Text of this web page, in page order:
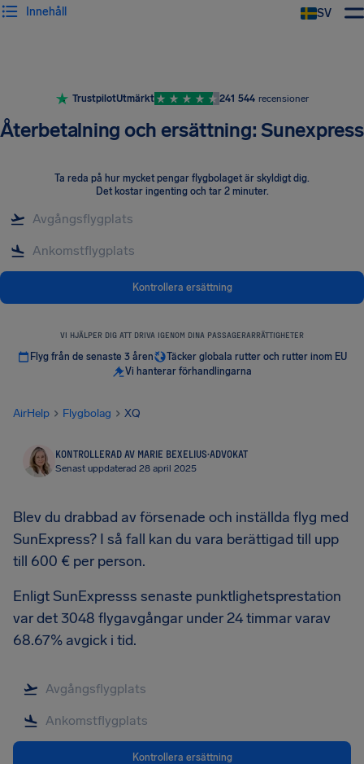
SV
Innehåll
TrustpilotUtmärkt 241 544 recensioner
Återbetalning och ersättning: Sunexpress
Ta reda på hur mycket pengar flygbolaget är skyldigt dig.
Det kostar ingenting och tar 2 minuter.
Kontrollera ersättning
VI HJÄLPER DIG ATT DRIVA IGENOM DINA PASSAGERARRÄTTIGHETER
Flyg från de senaste 3 åren
Täcker globala rutter och rutter inom EU
Vi hanterar förhandlingarna
AirHelp Flygbolag XQ
KONTROLLERAD AV MARIE BEXELIUS·ADVOKAT
Senast uppdaterad 28 april 2025
Blev du drabbad av försenade och inställda flyg med
SunExpress? I så fall kan du vara berättigad till upp
till 600 € per person.
Enligt SunExpresss senaste punktlighetsprestation
var det 3048 flygavgångar under 24 timmar varav
68.67% avgick i tid.
Kontrollera ersättning